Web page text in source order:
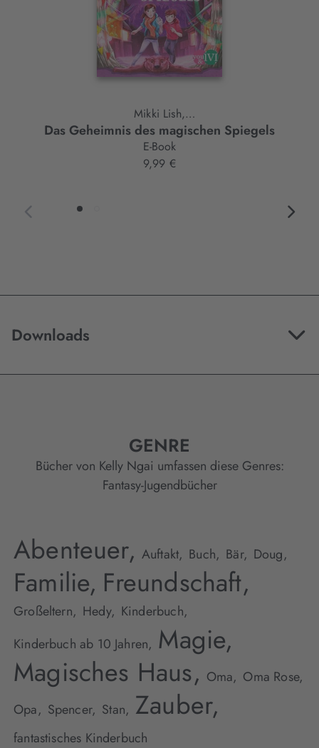
Mikki Lish,
Kelly Ngai
Das Geheimnis des magischen Spiegels
E-Book
9,99 €
Downloads
GENRE
Bücher von Kelly Ngai umfassen diese Genres:
Fantasy-Jugendbücher
Abenteuer, Auftakt, Buch, Bär, Doug,
Familie, Freundschaft,
Großeltern, Hedy, Kinderbuch,
Kinderbuch ab 10 Jahren, Magie,
Magisches Haus, Oma, Oma Rose,
Opa, Spencer, Stan, Zauber,
fantastisches Kinderbuch